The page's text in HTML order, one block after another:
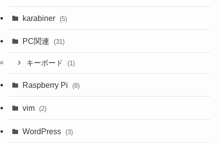
karabiner (5)
PC関連 (31)
キーボード (1)
Raspberry Pi (8)
vim (2)
WordPress (3)